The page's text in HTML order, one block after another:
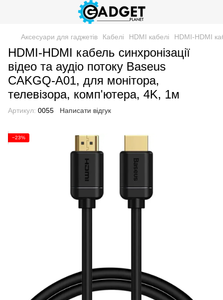
Аксесуари для гаджетів Кабелі HDMI кабелі HDMI-HDMI
HDMI-HDMI кабель синхронізації
відео та аудіо потоку Baseus
CAKGQ-A01, для монітора,
телевізора, комп'ютера, 4K, 1м
Артикул: 0055 Написати відгук
−23%